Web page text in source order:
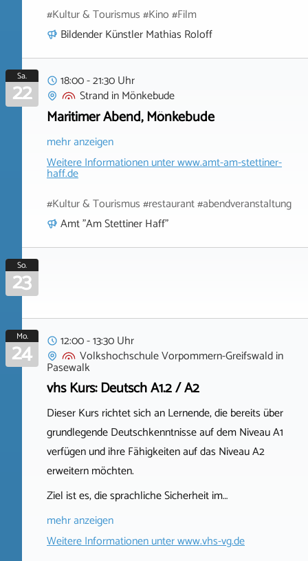
#Kultur & Tourismus #Kino #Film
Bildender Künstler Mathias Roloff
Sa.
22
18:00 - 21:30 Uhr
StrandinMönkebude
Maritimer Abend, Mönkebude
mehr anzeigen
Weitere Informationen unterwww.amt-am-stettiner-
haff.de
#Kultur & Tourismus #restaurant #abendveranstaltung
Amt "Am Stettiner Haff"
So.
23
Mo.
24
12:00 - 13:30 Uhr
Volkshochschule Vorpommern-Greifswaldin
Pasewalk
vhs Kurs: Deutsch A1.2 / A2
Dieser Kurs richtet sich an Lernende, die bereits über
grundlegende Deutschkenntnisse auf dem Niveau A1
verfügen und ihre Fähigkeiten auf das Niveau A2
erweitern möchten.
Ziel ist es, die sprachliche Sicherheit im…
mehr anzeigen
Weitere Informationen unterwww.vhs-vg.de